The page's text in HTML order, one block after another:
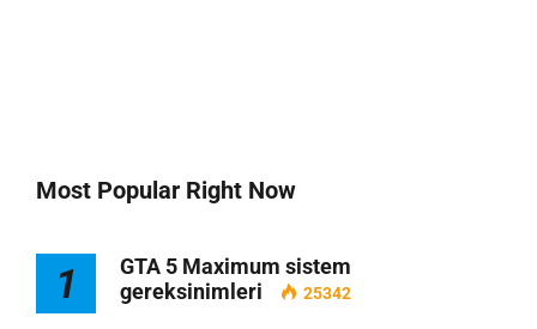
Most Popular Right Now
1
GTA 5 Maximum sistem
gereksinimleri
25342